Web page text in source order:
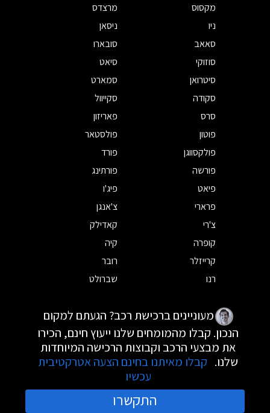
מקסוס
מרצדס
ניו
ניסאן
סאאב
סובארו
סוזוקי
סיאט
סיטרואן
סמארט
סקודה
סקייוול
סרס
פאריזון
פוטון
פולסטאר
פולקסווגן
פורד
פורשה
פורתינג
פיאט
פיג'ו
פרארי
צ'אנגן
צ'רי
קאדילק
קופרה
קיה
קרייזלר
רובר
רנו
שברולט
מעוניינים ברכישת רכב? הגעתם למקום
הנכון. קבלו מהמומחים שלנו ייעוץ חינם, הכירו
את מבצעי הרכב וקבוצות הרכישה המיוחדות
שלנו. קבלו מאיתנו בחינם הצעה אטרקטיבית
עכשיו
התקשרו